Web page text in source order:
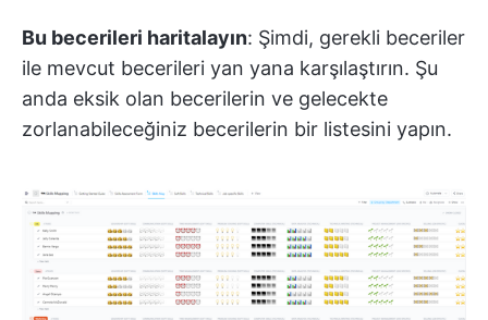
Bu becerileri haritalayın: Şimdi, gerekli beceriler
ile mevcut becerileri yan yana karşılaştırın. Şu
anda eksik olan becerilerin ve gelecekte
zorlanabileceğiniz becerilerin bir listesini yapın.